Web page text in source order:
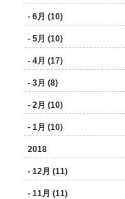
- 6月 (10)
- 5月 (10)
- 4月 (17)
- 3月 (8)
- 2月 (10)
- 1月 (10)
2018
- 12月 (11)
- 11月 (11)